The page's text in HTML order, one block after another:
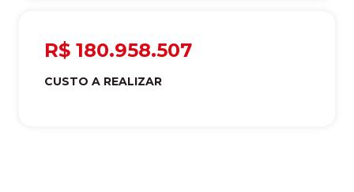
R$ 180.958.507
CUSTO A REALIZAR